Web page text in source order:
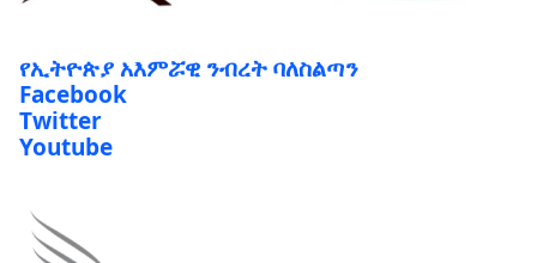
Facebook
Twitter
Youtube